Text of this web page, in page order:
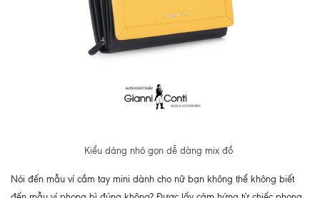
Kiểu dáng nhỏ gọn dễ dàng mix đồ
Nói đến mẫu ví cầm tay mini dành cho nữ bạn không thể không biết